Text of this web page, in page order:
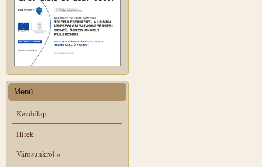
Menü
Kezdőlap
Hírek
Városunkról »